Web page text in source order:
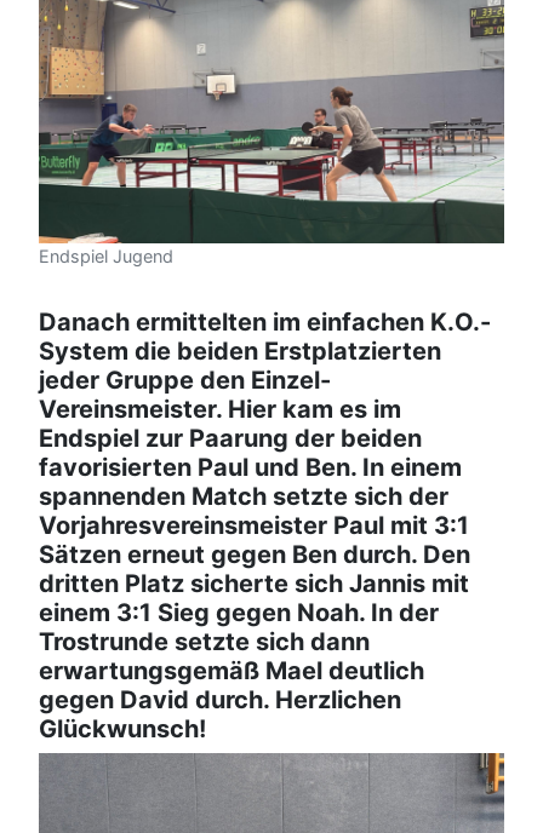
Endspiel Jugend
Danach ermittelten im einfachen K.O.-
System die beiden Erstplatzierten
jeder Gruppe den Einzel-
Vereinsmeister. Hier kam es im
Endspiel zur Paarung der beiden
favorisierten Paul und Ben. In einem
spannenden Match setzte sich der
Vorjahresvereinsmeister Paul mit 3:1
Sätzen erneut gegen Ben durch. Den
dritten Platz sicherte sich Jannis mit
einem 3:1 Sieg gegen Noah. In der
Trostrunde setzte sich dann
erwartungsgemäß Mael deutlich
gegen David durch. Herzlichen
Glückwunsch!